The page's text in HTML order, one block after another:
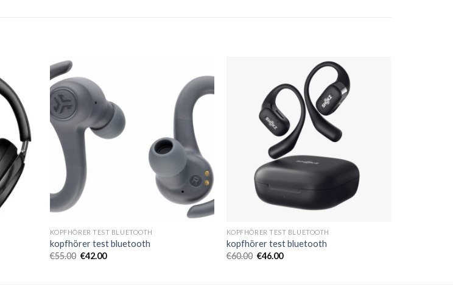
KOPFHÖRER TEST BLUETOOTH
kopfhörer test bluetooth
€55.00 €42.00
KOPFHÖRER TEST BLUETOOTH
kopfhörer test bluetooth
€60.00 €46.00